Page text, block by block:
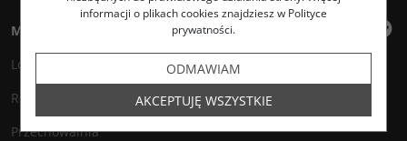
Moje konto
Logowanie
Rejestracja
Przechowalnia
informacji o plikach cookies znajdziesz w Polityce
prywatności.
ODMAWIAM
AKCEPTUJĘ WSZYSTKIE